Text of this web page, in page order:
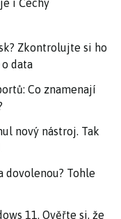
i Čechy
Zkontrolujte si ho
data
Co znamenají
nový nástroj. Tak
dovolenou? Tohle
11. Ověřte si, že